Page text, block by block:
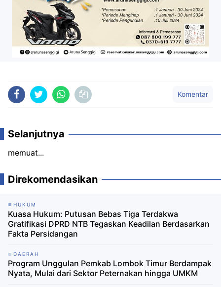
Komentar
Selanjutnya
memuat...
Direkomendasikan
HUKUM
Kuasa Hukum: Putusan Bebas Tiga Terdakwa
Gratifikasi DPRD NTB Tegaskan Keadilan Berdasarkan
Fakta Persidangan
DAERAH
Program Unggulan Pemkab Lombok Timur Berdampak
Nyata, Mulai dari Sektor Peternakan hingga UMKM